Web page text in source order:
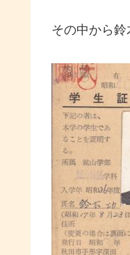
その中から鈴